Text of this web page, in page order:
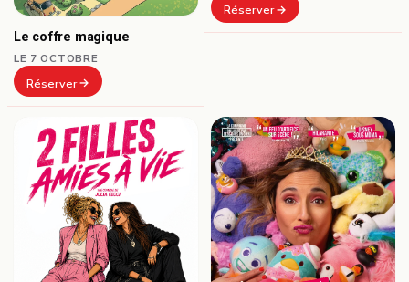
Le coffre magique
LE 7 OCTOBRE
Réserver
Réserver